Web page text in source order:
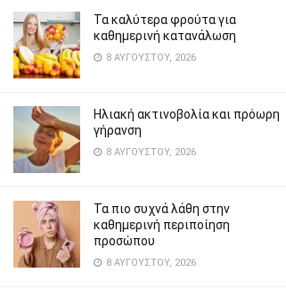
Τα καλύτερα φρούτα για
καθημερινή κατανάλωση
8 ΑΥΓΟΎΣΤΟΥ, 2026
Ηλιακή ακτινοβολία και πρόωρη
γήρανση
8 ΑΥΓΟΎΣΤΟΥ, 2026
Τα πιο συχνά λάθη στην
καθημερινή περιποίηση
προσώπου
8 ΑΥΓΟΎΣΤΟΥ, 2026